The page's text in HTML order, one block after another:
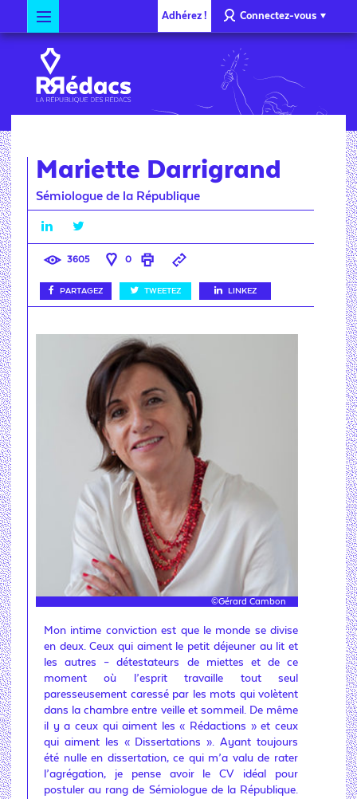
Connectez-vous
Adhérez !
Mariette Darrigrand
Sémiologue de la République
3605 0
PARTAGEZ TWEETEZ LINKEZ
©Gérard Cambon
Mon intime conviction est que le monde se divise
en deux. Ceux qui aiment le petit déjeuner au lit et
les autres – détestateurs de miettes et de ce
moment où l’esprit travaille tout seul
paresseusement caressé par les mots qui volètent
dans la chambre entre veille et sommeil. De même
il y a ceux qui aiment les « Rédactions » et ceux
qui aiment les « Dissertations ». Ayant toujours
été nulle en dissertation, ce qui m’a valu de rater
l’agrégation, je pense avoir le CV idéal pour
postuler au rang de Sémiologue de la République.